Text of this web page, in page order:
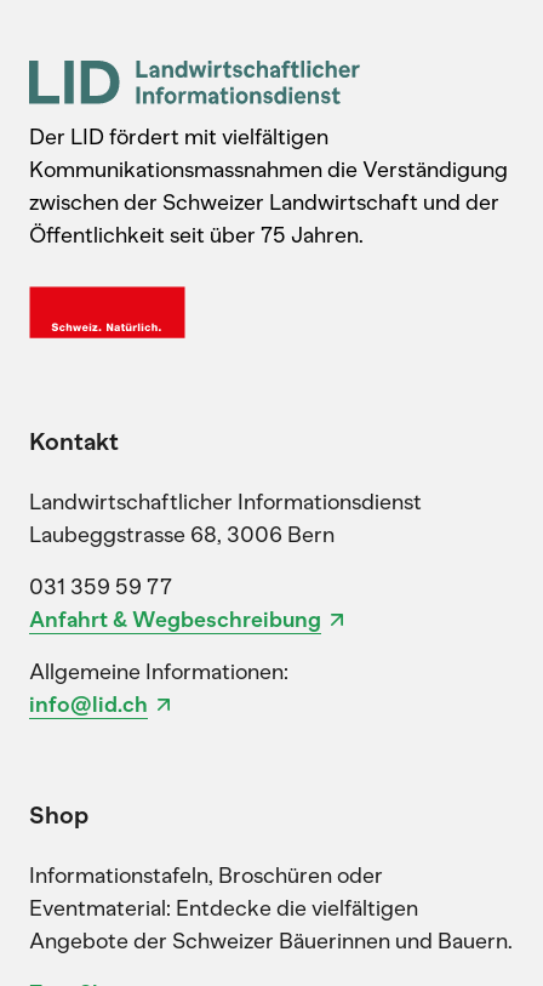
Der LID fördert mit vielfältigen
Kommunikationsmassnahmen die Verständigung
zwischen der Schweizer Landwirtschaft und der
Öffentlichkeit seit über 75 Jahren.
Kontakt
Landwirtschaftlicher Informationsdienst
Laubeggstrasse 68, 3006 Bern
031 359 59 77
Anfahrt & Wegbeschreibung
Allgemeine Informationen:
info@lid.ch
Shop
Informationstafeln, Broschüren oder
Eventmaterial: Entdecke die vielfältigen
Angebote der Schweizer Bäuerinnen und Bauern.